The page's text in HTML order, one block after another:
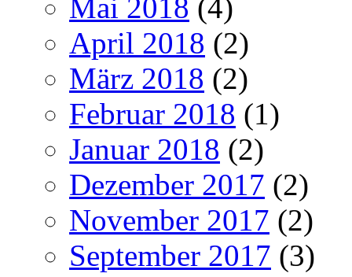
Mai 2018 (4)
April 2018 (2)
März 2018 (2)
Februar 2018 (1)
Januar 2018 (2)
Dezember 2017 (2)
November 2017 (2)
September 2017 (3)